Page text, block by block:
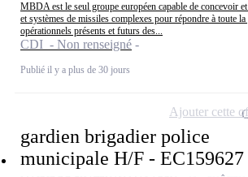
MBDA est le seul groupe européen capable de concevoir
et systèmes de missiles complexes pour répondre à toute
opérationnels présents et futurs des...
CDI - Non renseigné
Publié il y a plus de 30 jours
gardien brigadier police
municipale H/F - EC159627
Ajouter cette